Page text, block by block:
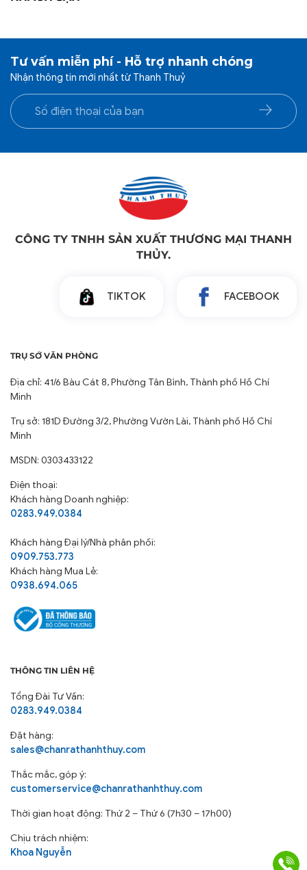
Tư vấn miễn phí - Hỗ trợ nhanh chóng
Nhận thông tin mới nhất từ Thanh Thuỷ
CÔNG TY TNHH SẢN XUẤT THƯƠNG MẠI THANH
THỦY.
TIKTOK FACEBOOK
TRỤ SỞ VĂN PHÒNG
Địa chỉ: 41/6 Bàu Cát 8, Phường Tân Bình, Thành phố Hồ Chí
Minh
Trụ sở: 181D Đường 3/2, Phường Vườn Lài, Thành phố Hồ Chí
Minh
MSDN: 0303433122
Điện thoại:
Khách hàng Doanh nghiệp:
0283.949.0384
Khách hàngĐại lý/Nhà phân phối:
0909.753.773
Khách hàng Mua Lẻ:
0938.694.065
THÔNG TIN LIÊN HỆ
Tổng Đài Tư Vấn:
0283.949.0384
Đặt hàng:
sales@chanrathanhthuy.com
Thắc mắc, góp ý:
customerservice@chanrathanhthuy.com
Thời gian hoạt động: Thứ 2 – Thứ 6 (7h30 – 17h00)
Chịu trách nhiệm:
Khoa Nguyễn